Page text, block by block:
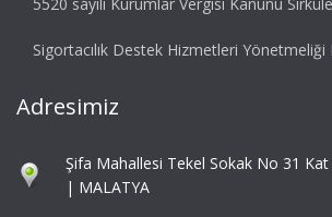
Sigortacılık Destek Hizmetleri Yönetmeliği
Adresimiz
Şifa Mahallesi Tekel Sokak No 31
| MALATYA